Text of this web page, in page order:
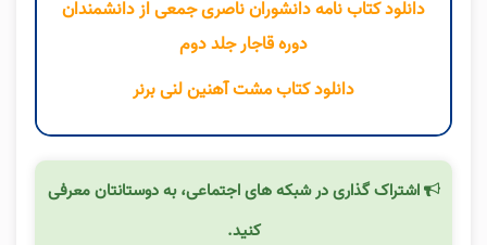
دانلود کتاب نامه دانشوران ناصری جمعی از دانشمندان
دوره قاجار جلد دوم
دانلود کتاب مشت آهنین لنی برنر
اشتراک گذاری در شبکه های اجتماعی، به دوستانتان معرفی
کنید.